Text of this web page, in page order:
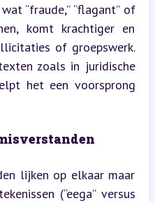
“fraude,” “flagant” of
komt krachtiger en
of groepswerk.
zoals in juridische
het een voorsprong
lijken op elkaar maar
(“eega” versus